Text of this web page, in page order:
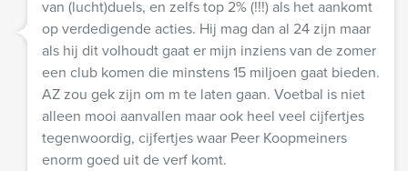
van (lucht)duels, en zelfs top 2% (!!!) als het aankomt
op verdedigende acties. Hij mag dan al 24 zijn maar
als hij dit volhoudt gaat er mijn inziens van de zomer
een club komen die minstens 15 miljoen gaat bieden.
AZ zou gek zijn om m te laten gaan. Voetbal is niet
alleen mooi aanvallen maar ook heel veel cijfertjes
tegenwoordig, cijfertjes waar Peer Koopmeiners
enorm goed uit de verf komt.